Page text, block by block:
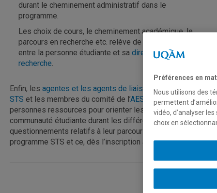
durant le cheminement administratif dans le
programme.
Les choix de cours, le cheminement académique, le
parcours en recherche etc. relève de la collaboration
entre la personne étudiante et sa direction de
recherche.
Enfin, les agentes et les agents de liaison de la Maison
STS et les membres du comité de l’AESTS sont des
personnes ressources pour orienter les membres de la
communauté étudiante durant les différents
questionnements relatifs à leur parcours, au sein du
programme STS et ce, dès l’inscription au programme.
Préférences en
Nous utilisons des
permettent
vidéo, d’analyser
choix en